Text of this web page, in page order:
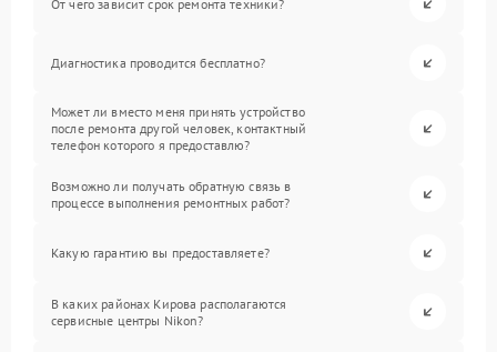
От чего зависит срок ремонта техники?
Диагностика проводится бесплатно?
Может ли вместо меня принять устройство
после ремонта другой человек, контактный
телефон которого я предоставлю?
Возможно ли получать обратную связь в
процессе выполнения ремонтных работ?
Какую гарантию вы предоставляете?
В каких районах Кирова располагаются
сервисные центры Nikon?